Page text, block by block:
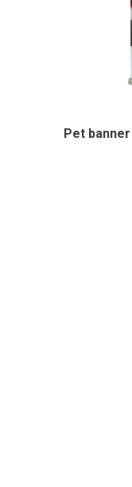
Pet banner